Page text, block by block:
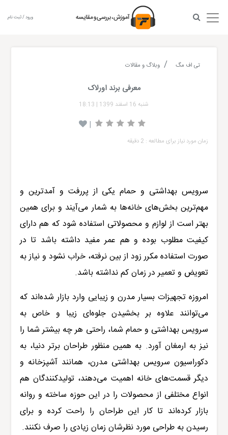
ورود / ثبت نام
تی اف مگ وبلاگ و مقالات
معرفی برند اورلاک
شنبه 16 اسفند 1399 |
18:13
|
زمان مورد نیاز برای مطالعه : 2 دقیقه
سرویس بهداشتی و حمام یکی از پررفت و آمدترین و
مهم‌‌ترین بخش‌های خانه‌ها به شمار می‌آیند و برای همین
بهتر است از لوازم و محصولاتی استفاده شود که هم دارای
کیفیت مطلوب بوده و هم عمر مفید داشته باشد تا در
صورت استفاده مکرر زود از بین نرفته، خراب نشود و نیاز به
تعویض و تعمیر در زمان کم نداشته باشد.
امروزه تجهیزات بسیار مدرن و زیبایی وارد بازار شده‌اند که
می‌توانند علاوه بر بخشیدن جلوه‌ای زیبا و خاص به
سرویس بهداشتی و حمام شما، راحتی هر چه بیشتر شما را
نیز به ارمغان آورد. به همین منظور طراحان برتر دنیا، به
دکوراسیون سرویس بهداشتی مدرن، همانند آشپزخانه و
دیگر قسمتهای خانه اهمیت می‌دهند، تولیدکنندگان هم
انواع مختلفی از محصولات را در این حوزه ساخته و روانه
بازار کرده‌اند تا کار این طراحان را راحت کرده و برای
رسیدن به طراحی مورد نظرشان زمان زیادی را صرف نکنند.